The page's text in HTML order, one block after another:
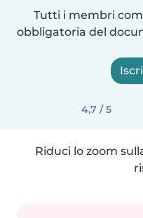
Tutti i membri
obbligatoria del
4,7 / 5
Riduci lo zoom